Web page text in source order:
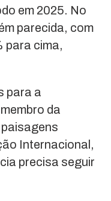
em 2025. No
parecida, com
para cima,
para a
da
Internacional,
precisa seguir